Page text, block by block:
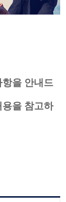
을 안내드
을 참고하